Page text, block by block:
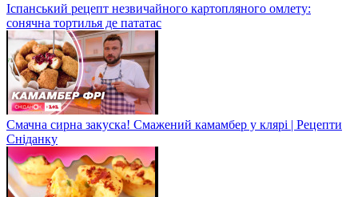
Іспанський рецепт незвичайного картопляного омлету:
сонячна тортилья де пататас
Смачна сирна закуска! Смажений камамбер у клярі | Рецепти
Сніданку